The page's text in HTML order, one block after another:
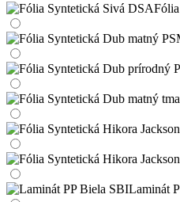
Laminát